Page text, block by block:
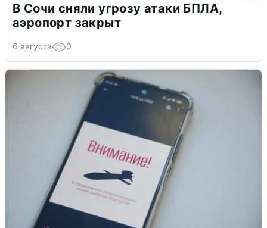
В Сочи сняли угрозу атаки БПЛА,
аэропорт закрыт
6 августа 0